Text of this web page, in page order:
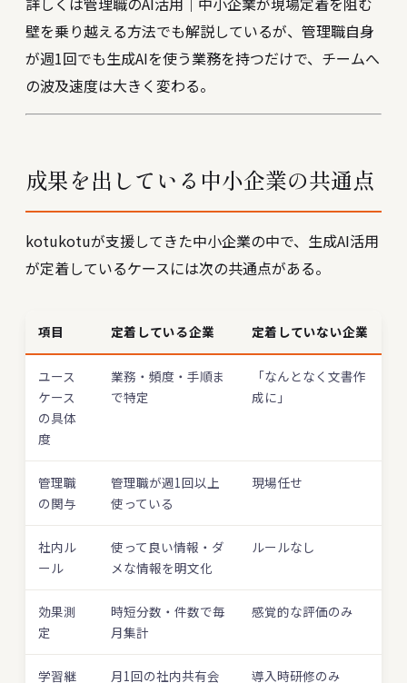
壁を乗り越える方法でも解説しているが、管理職自身
が週1回でも生成AIを使う業務を持つだけで、チームへ
の波及速度は大きく変わる。
成果を出している中小企業の共通点
kotukotuが支援してきた中小企業の中で、生成AI活用
が定着しているケースには次の共通点がある。
項目 定着している企業 定着していない企業
ユース
ケース
の具体
度
業務・頻度・手順ま
で特定
「なんとなく文書作
成に」
管理職
の関与
管理職が週1回以上
使っている
現場任せ
社内ル
ール
使って良い情報・ダ
メな情報を明文化
ルールなし
効果測
定
時短分数・件数で毎
月集計
感覚的な評価のみ
学習継
月1回の社内共有会
導入時研修のみ